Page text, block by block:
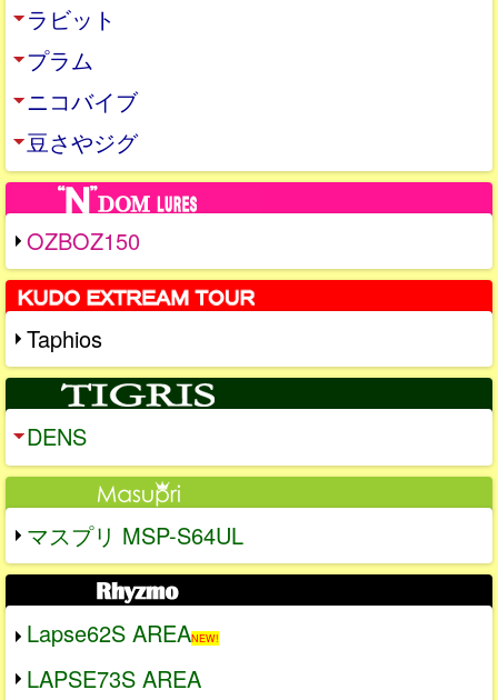
ラビット
プラム
ニコバイブ
豆さやジグ
OZBOZ150
Taphios
DENS
マスプリ MSP-S64UL
Lapse62S AREANEW!
LAPSE73S AREA